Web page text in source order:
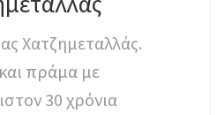
Χατζημεταλλάς.
πράμα με
30 χρόνια